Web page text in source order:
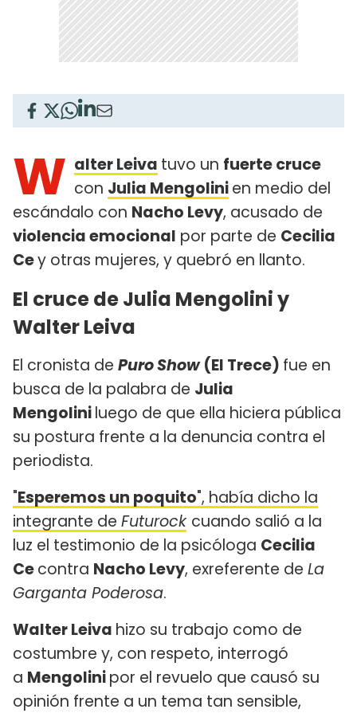
W alter Leiva tuvo un fuerte cruce
con Julia Mengolinien medio del
escándalo con Nacho Levy, acusado de
violencia emocional por parte de Cecilia
Cey otras mujeres, y quebró en llanto.
El cruce de Julia Mengolini y
Walter Leiva
El cronista de Puro Show(El Trece) fue en
busca de la palabra de Julia
Mengoliniluego de que ella hiciera pública
su postura frente a la denuncia contra el
periodista.
"Esperemos un poquito", había dicho la
integrante de Futurock cuando salió a la
luz el testimonio de la psicóloga Cecilia
Cecontra Nacho Levy, exreferente de La
Garganta Poderosa.
Walter Leiva hizo su trabajo como de
costumbre y, con respeto, interrogó
a Mengolinipor el revuelo que causó su
opinión frente a un tema tan sensible,